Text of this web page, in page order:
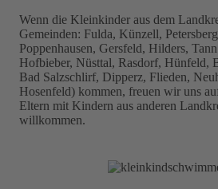
Wenn die Kleinkinder aus dem
Gemeinden: Fulda, Künzell,
Poppenhausen, Gersfeld, Hilders,
Hofbieber, Nüsttal, Rasdorf, Hünfeld,
Bad Salzschlirf, Dipperz, Flieden,
Hosenfeld) kommen, freuen wir uns
Eltern mit Kindern aus anderen
willkommen.